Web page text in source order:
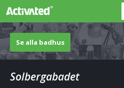
Se alla badhus
Solbergabadet